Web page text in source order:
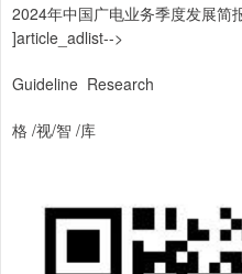
2024年中国广电业务季度发展简
]article_adlist-->
Guideline Research
格 /视/智 /库